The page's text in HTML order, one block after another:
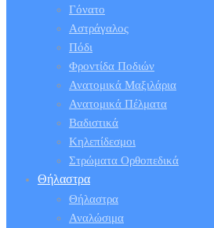
Γόνατο
Αστράγαλος
Πόδι
Φροντίδα Ποδιών
Ανατομικά Μαξιλάρια
Ανατομικά Πέλματα
Βαδιστικά
Κηλεπίδεσμοι
Στρώματα Ορθοπεδικά
Θήλαστρα
Θήλαστρα
Αναλώσιμα